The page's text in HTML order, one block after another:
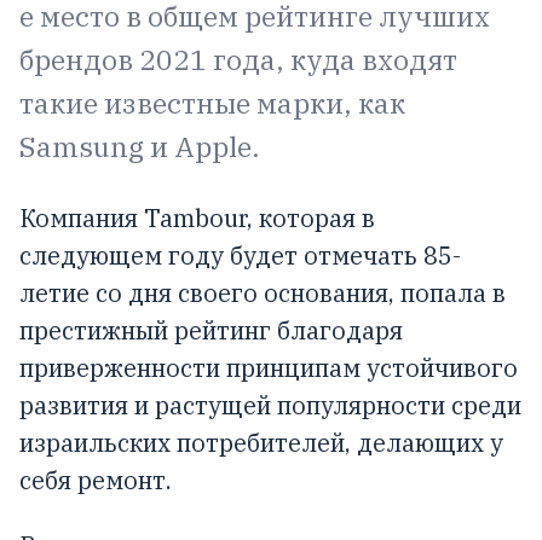
е место в общем рейтинге лучших
брендов 2021 года, куда входят
такие известные марки, как
Samsung и Apple.
Компания Tambour, которая в
следующем году будет отмечать 85-
летие со дня своего основания, попала в
престижный рейтинг благодаря
приверженности принципам устойчивого
развития и растущей популярности среди
израильских потребителей, делающих у
себя ремонт.